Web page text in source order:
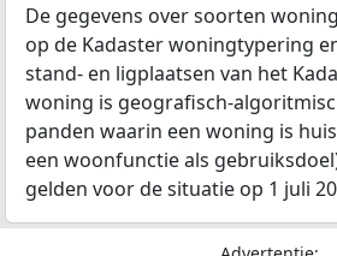
De gegevens over soorten
op de Kadaster woningtypering
stand- en ligplaatsen van het
woning is geografisch-
panden waarin een woning is
een woonfunctie als
gelden voor de situatie op 1 juli